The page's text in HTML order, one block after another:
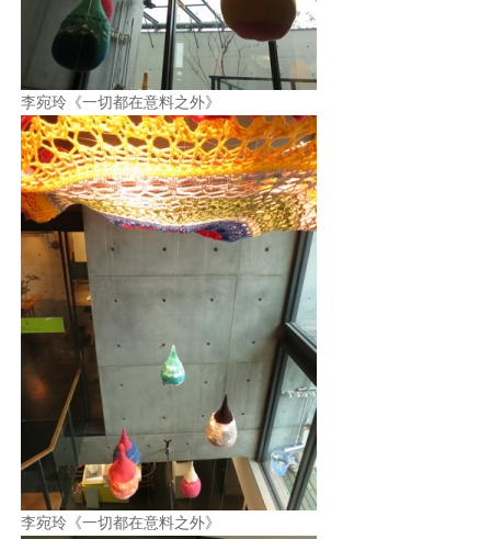
李宛玲《一切都在意料之外》
李宛玲《一切都在意料之外》